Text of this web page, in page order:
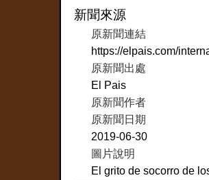
新聞來源
原新聞連結
https://elpais.com/
原新聞出處
El Pais
原新聞作者
原新聞日期
2019-06-30
圖片說明
El grito de socorro de